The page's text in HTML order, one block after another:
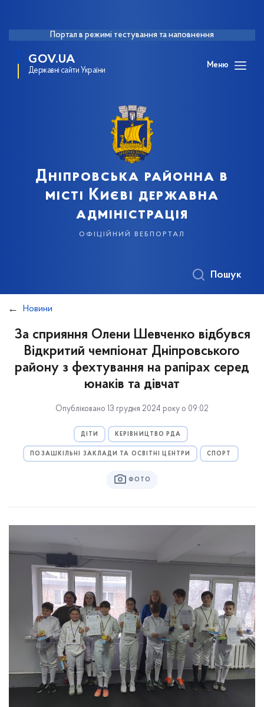
Портал в режимі тестування та наповнення
GOV.UA
Державні сайти України
Меню
Дніпровська районна в
місті Києві державна
адміністрація
офіційний вебпортал
Пошук
Новини
За сприяння Олени Шевченко відбувся
Відкритий чемпіонат Дніпровського
району з фехтування на рапірах серед
юнаків та дівчат
Опубліковано 13 грудня 2024 року о 09:02
ДІТИ КЕРІВНИЦТВО РДА
ПОЗАШКІЛЬНІ ЗАКЛАДИ ТА ОСВІТНІ ЦЕНТРИ СПОРТ
ФОТО